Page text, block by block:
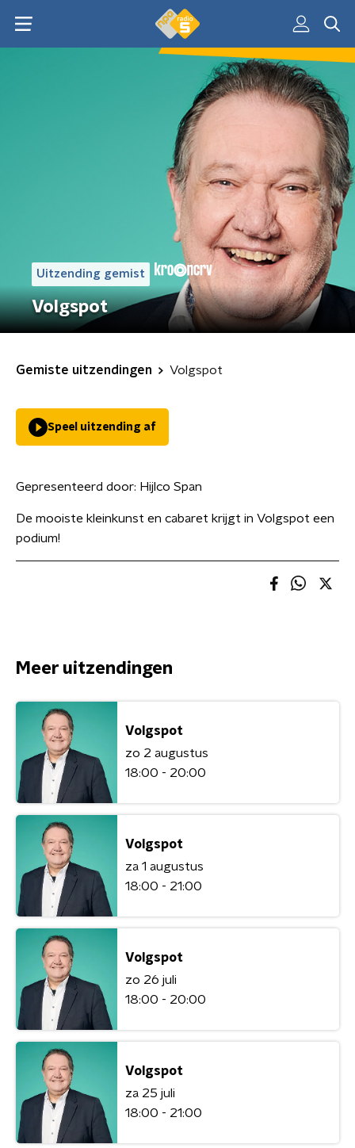
Uitzending gemist
Volgspot
Gemiste uitzendingen Volgspot
Speel uitzending af
Gepresenteerd door: Hijlco Span
De mooiste kleinkunst en cabaret krijgt in Volgspot een
podium!
Meer uitzendingen
Volgspot
zo 2 augustus
18:00 - 20:00
Volgspot
za 1 augustus
18:00 - 21:00
Volgspot
zo 26 juli
18:00 - 20:00
Volgspot
za 25 juli
18:00 - 21:00